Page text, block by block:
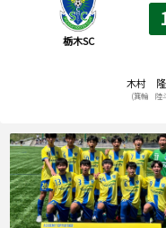
栃木SC
木村
(箕輪 陸